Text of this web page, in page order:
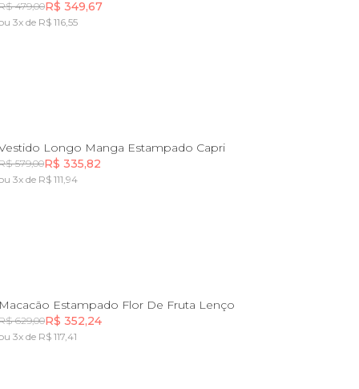
479,00R$ 349,67
3x de R$ 116,55
P GG
Longo Manga Estampado Capri
579,00R$ 335,82
3x de R$ 111,94
M GG
Estampado Flor De Fruta Lenço
629,00R$ 352,24
3x de R$ 117,41